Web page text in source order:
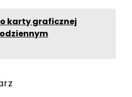
karty graficznej